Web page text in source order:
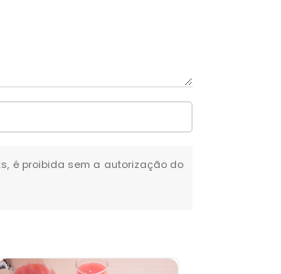
é proibida sem a autorização do